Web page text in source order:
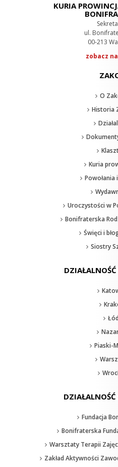
KURIA
ul.
00-213
zobacz
O
Historia
Kuria
Powołania
Uroczystości w
Bonifraterska
Święci i
Siostry
Piaski-
Fundacja
Bonifraterska
Warsztaty Terapii
Zakład Aktywności